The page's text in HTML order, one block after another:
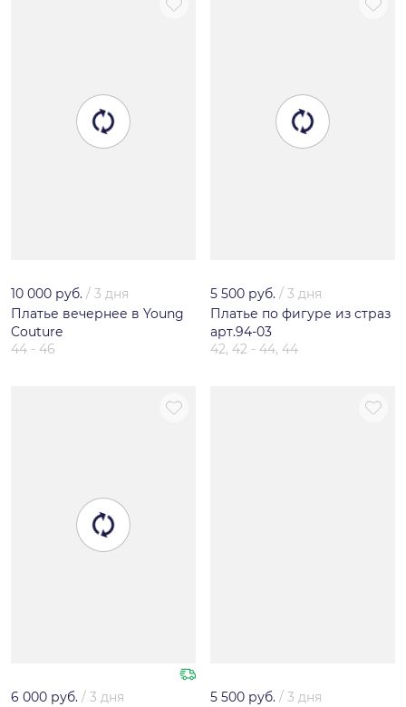
10 000 руб. / 3 дня
Платье вечернее в Young
Couture
44 - 46
5 500 руб. / 3 дня
Платье по фигуре из страз
арт.94-03
42, 42 - 44, 44
6 000 руб. / 3 дня
5 500 руб. / 3 дня